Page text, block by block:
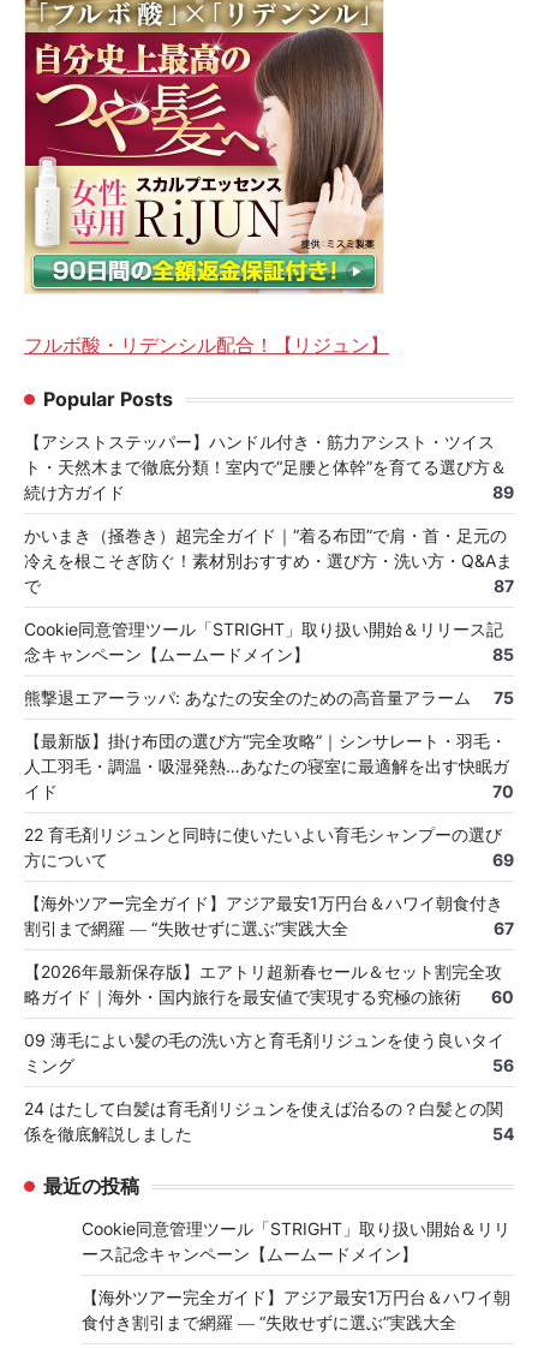
フルボ酸・リデンシル配合！【リジュン】
Popular Posts
【アシストステッパー】ハンドル付き・筋力アシスト・ツイス
ト・天然木まで徹底分類！室内で“足腰と体幹”を育てる選び方＆
続け方ガイド
89
かいまき（掻巻き）超完全ガイド｜“着る布団”で肩・首・足元の
冷えを根こそぎ防ぐ！素材別おすすめ・選び方・洗い方・Q&Aま
で
87
Cookie同意管理ツール「STRIGHT」取り扱い開始＆リリース記
念キャンペーン【ムームードメイン】
85
熊撃退エアーラッパ: あなたの安全のための高音量アラーム 75
【最新版】掛け布団の選び方“完全攻略”｜シンサレート・羽毛・
人工羽毛・調温・吸湿発熱…あなたの寝室に最適解を出す快眠ガ
イド
70
22 育毛剤リジュンと同時に使いたいよい育毛シャンプーの選び
方について
69
【海外ツアー完全ガイド】アジア最安1万円台＆ハワイ朝食付き
割引まで網羅 ― “失敗せずに選ぶ”実践大全
67
【2026年最新保存版】エアトリ超新春セール＆セット割完全攻
略ガイド｜海外・国内旅行を最安値で実現する究極の旅術
60
09 薄毛によい髪の毛の洗い方と育毛剤リジュンを使う良いタイ
ミング
56
24 はたして白髪は育毛剤リジュンを使えば治るの？白髪との関
係を徹底解説しました
54
最近の投稿
Cookie同意管理ツール「STRIGHT」取り扱い開始＆リリ
ース記念キャンペーン【ムームードメイン】
【海外ツアー完全ガイド】アジア最安1万円台＆ハワイ朝
食付き割引まで網羅 ― “失敗せずに選ぶ”実践大全